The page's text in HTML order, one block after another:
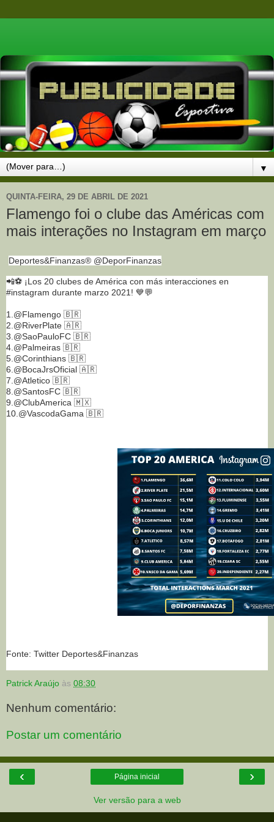
▼
QUINTA-FEIRA, 29 DE ABRIL DE 2021
Flamengo foi o clube das Américas com
mais interações no Instagram em março
Deportes&Finanzas® @DeporFinanzas
📲⚽ ¡Los 20 clubes de América con más interacciones en
#instagram durante marzo 2021! 💙💬
1.@Flamengo 🇧🇷
2.@RiverPlate 🇦🇷
3.@SaoPauloFC 🇧🇷
4.@Palmeiras 🇧🇷
5.@Corinthians 🇧🇷
6.@BocaJrsOficial 🇦🇷
7.@Atletico 🇧🇷
8.@SantosFC 🇧🇷
9.@ClubAmerica 🇲🇽
10.@VascodaGama 🇧🇷
Fonte: Twitter Deportes&Finanzas
Patrick Araújo às 08:30
Nenhum comentário:
Postar um comentário
‹ ›
Página inicial
Ver versão para a web